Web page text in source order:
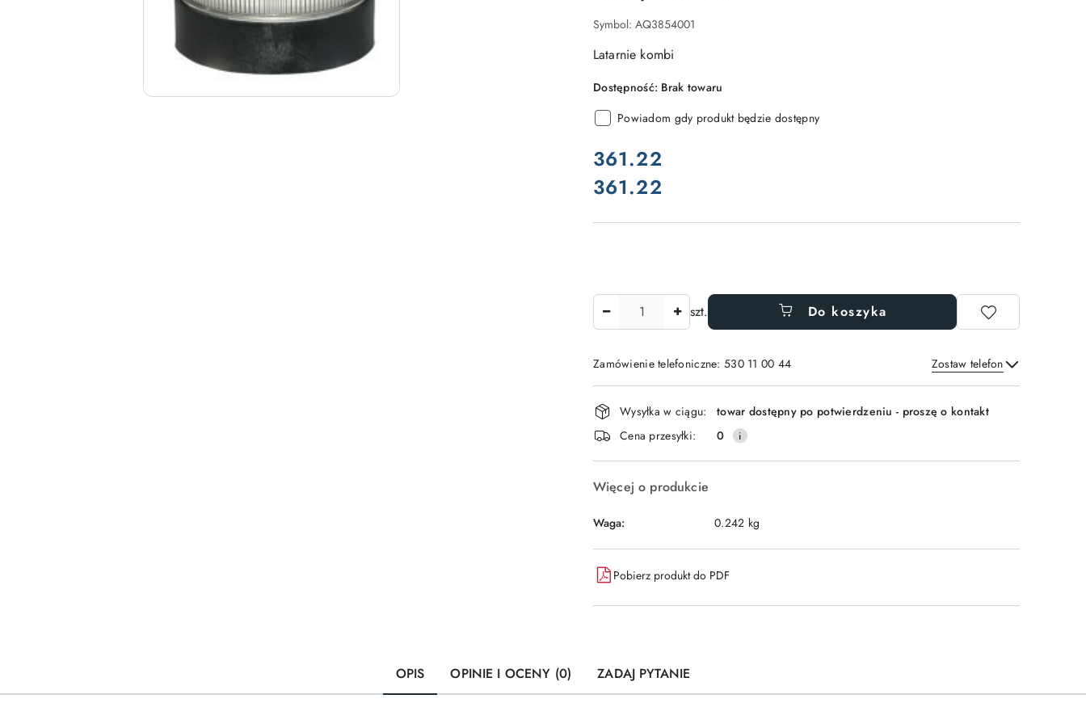
Symbol: AQ3854001
Latarnie kombi
Dostępność: Brak towaru
Powiadom gdy produkt będzie dostępny
cena:
361.22
Cena:
361.22
szt. Do koszyka
Zamówienie telefoniczne: 530 11 00 44 Zostaw telefon
Wyślij
Dostępność
i
dostawa
Wysyłka w ciągu:
towar dostępny po potwierdzeniu - proszę o kontakt
Cena przesyłki:
0
Więcej o produkcie
Waga: 0.242 kg
Pobierz produkt do PDF
OPIS OPINIE I OCENY (0) ZADAJ PYTANIE